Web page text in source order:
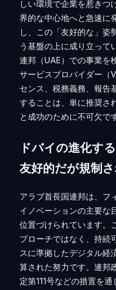
しい環境で企業を惹きつ
界的な中心地へと急速に
し、この「友好的な」姿
う基盤の上に成り立って
連邦（UAE）での事業を
サービスプロバイダー（
センス、税務義務、報告
することは、単に推奨さ
と成功のために不可欠で
ドバイの進化す
友好的だが規制
アラブ首長国連邦は、フ
イノベーションの主要な
位置づけられています。
プローチではなく、持続
スに準拠したデジタル経
算された努力です。連邦
定第111号などの措置を